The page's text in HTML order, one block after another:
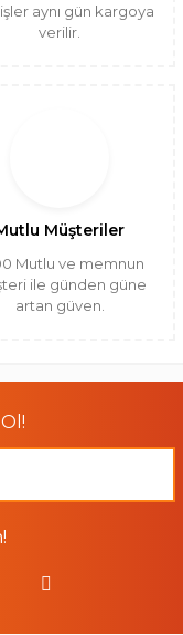
aynı gün kargoya
verilir.
Müşteriler
Mutlu ve memnun
ile günden güne
artan güven.